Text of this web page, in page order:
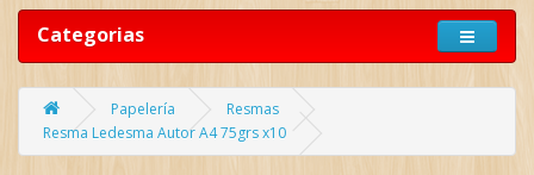
Categorias
Papelería
Resmas
Resma Ledesma Autor A4 75grs x10